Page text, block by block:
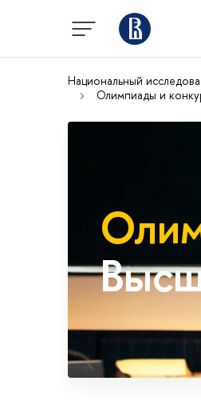
Национальный
Олимпиады и